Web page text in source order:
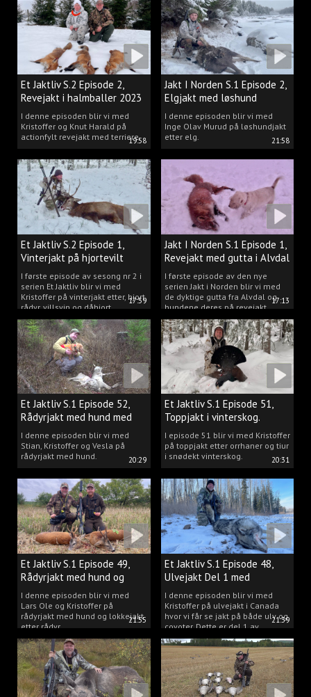
19:58
Et Jaktliv S.2 Episode 2,
Revejakt i halmballer 2023
I denne episoden blir vi med
Kristoffer og Knut Harald på
actionfylt revejakt med terriere.
21:58
Jakt I Norden S.1 Episode 2,
Elgjakt med løshund
I denne episoden blir vi med
Inge Olav Murud på løshundjakt
etter elg.
17:59
Et Jaktliv S.2 Episode 1,
Vinterjakt på hjortevilt
I første episode av sesong nr 2 i
serien Et Jaktliv blir vi med
Kristoffer på vinterjakt etter, hjort,
rådyr, villsvin og dåhjort.
17:13
Jakt I Norden S.1 Episode 1,
Revejakt med gutta i Alvdal
I første episode av den nye
serien Jakt i Norden blir vi med
de dyktige gutta fra Alvdal og
hundene deres på revejakt.
20:29
Et Jaktliv S.1 Episode 52,
Rådyrjakt med hund med
Stian, Kristoffer og Vesla
I denne episoden blir vi med
Stian, Kristoffer og Vesla på
rådyrjakt med hund.
20:31
Et Jaktliv S.1 Episode 51,
Toppjakt i vinterskog.
I episode 51 blir vi med Kristoffer
på toppjakt etter orrhaner og tiur
i snødekt vinterskog.
21:55
Et Jaktliv S.1 Episode 49,
Rådyrjakt med hund og
lokkejakt.
I denne episoden blir vi med
Lars Ole og Kristoffer på
rådyrjakt med hund og lokkejakt
etter rådyr.
21:39
Et Jaktliv S.1 Episode 48,
Ulvejakt Del 1 med
Kristoffer Clausen.
I denne episoden blir vi med
Kristoffer på ulvejakt i Canada
hvor vi får se jakt på både ulv og
coyoter. Dette er del 1 av
ulvejakten.